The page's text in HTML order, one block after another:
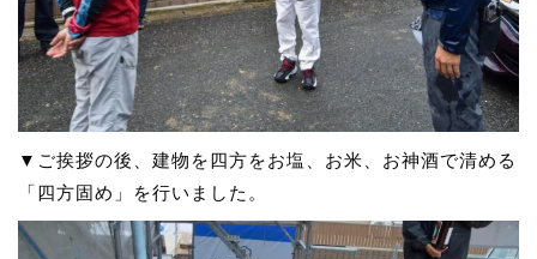
▼ご挨拶の後、建物を四方をお塩、お米、お神酒で清める
「四方固め」を行いました。